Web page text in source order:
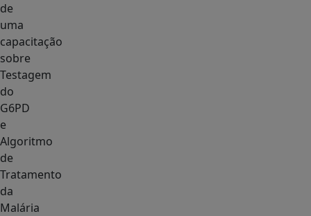
de
uma
capacitação
sobre
Testagem
do
G6PD
e
Algoritmo
de
Tratamento
da
Malária